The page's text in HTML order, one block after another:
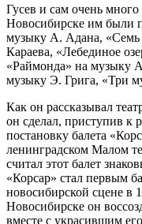
Гусев и сам очень
Новосибирске им были
музыку А. Адана, «Семь
Караева, «Лебединое
«Раймонда» на музыку
музыку Э. Грига, «Три
Как он рассказывал
он сделал, приступив к
постановку балета
ленинградском Малом
считал этот балет
«Корсар» стал первым
новосибирской сцене в
Новосибирске он
вместе с украсившим